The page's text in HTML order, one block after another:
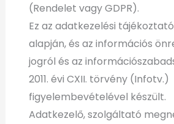
(Rendelet vagy GDPR).
Ez az adatkezelési
alapján, és az információs
jogról és az
2011. évi CXII. törvény (Infotv.)
figyelembevételével készült.
Adatkezelő, szolgáltató